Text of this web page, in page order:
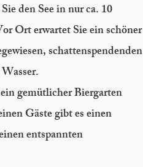
den See in nur ca. 10
Ort erwartet Sie ein schöner
schattenspendenden
gemütlicher Biergarten
Gäste gibt es einen
entspannten